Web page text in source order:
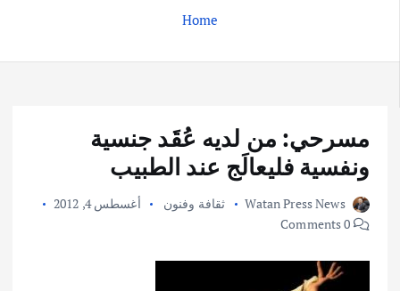
Home
مسرحي: من لديه عُقَد جنسية
ونفسية فليعالَج عند الطبيب
Watan Press News ثقافة وفنون
أغسطس 4, 2012